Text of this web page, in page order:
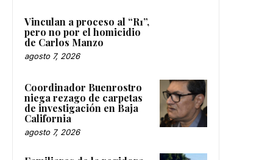
Vinculan a proceso al “R1”,
pero no por el homicidio
de Carlos Manzo
agosto 7, 2026
Coordinador Buenrostro
niega rezago de carpetas
de investigación en Baja
California
agosto 7, 2026